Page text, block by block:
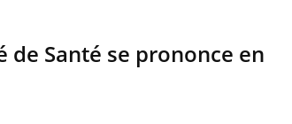
Santé se prononce en